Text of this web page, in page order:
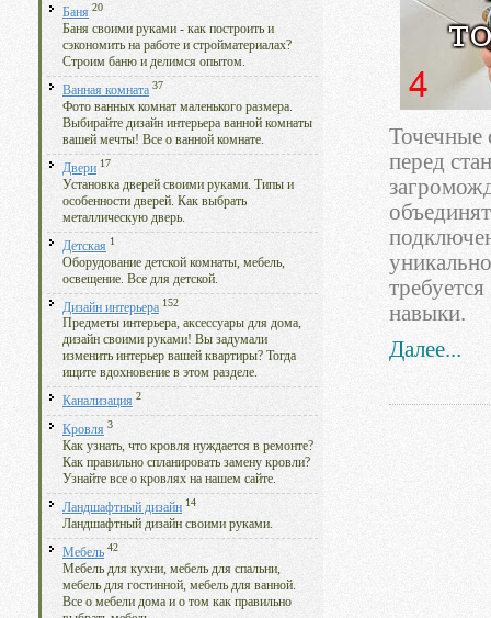
Баня 20
Баня своими руками - как построить и
сэкономить на работе и стройматериалах?
Строим баню и делимся опытом.
Ванная комната 37
Фото ванных комнат маленького размера.
Выбирайте дизайн интерьера ванной комнаты
вашей мечты! Все о ванной комнате.
Двери 17
Установка дверей своими руками. Типы и
особенности дверей. Как выбрать
металлическую дверь.
Детская 1
Оборудование детской комнаты, мебель,
освещение. Все для детской.
Дизайн интерьера 152
Предметы интерьера, аксессуары для дома,
дизайн своими руками! Вы задумали
изменить интерьер вашей квартиры? Тогда
ищите вдохновение в этом разделе.
Канализация 2
Кровля 3
Как узнать, что кровля нуждается в ремонте?
Как правильно спланировать замену кровли?
Узнайте все о кровлях на нашем сайте.
Ландшафтный дизайн 14
Ландшафтный дизайн своими руками.
Мебель 42
Мебель для кухни, мебель для спальни,
мебель для гостинной, мебель для ванной.
Все о мебели дома и о том как правильно
Точечные
перед
навыки.
Далее...